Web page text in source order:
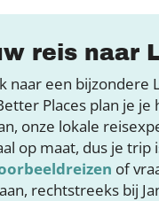
reis naar
naar een bijzondere
Places plan je je
onze lokale
op maat, dus je trip
of
aan, rechtstreeks bij